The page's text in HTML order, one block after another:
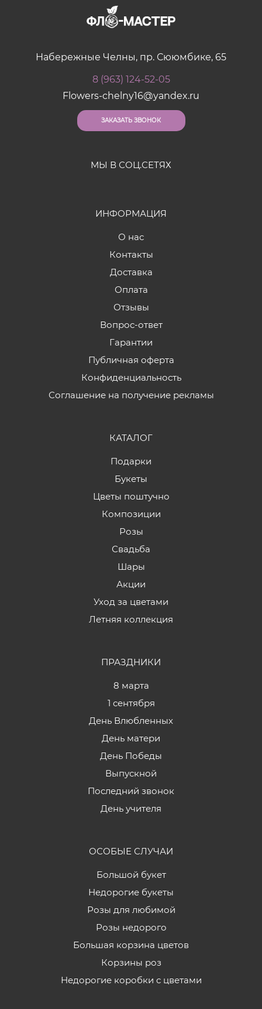
Набережные Челны, пр. Сююмбике, 65
8 (963) 124-52-05
Flowers-chelny16@yandex.ru
ЗАКАЗАТЬ ЗВОНОК
МЫ В СОЦ.СЕТЯХ
ИНФОРМАЦИЯ
О нас
Контакты
Доставка
Оплата
Отзывы
Вопрос-ответ
Гарантии
Публичная оферта
Конфиденциальность
Соглашение на получение рекламы
КАТАЛОГ
Подарки
Букеты
Цветы поштучно
Композиции
Розы
Свадьба
Шары
Акции
Уход за цветами
Летняя коллекция
ПРАЗДНИКИ
8 марта
1 сентября
День Влюбленных
День матери
День Победы
Выпускной
Последний звонок
День учителя
ОСОБЫЕ СЛУЧАИ
Большой букет
Недорогие букеты
Розы для любимой
Розы недорого
Большая корзина цветов
Корзины роз
Недорогие коробки с цветами